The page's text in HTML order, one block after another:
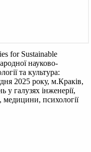
for Sustainable
науково-
та культура:
2025 року, м.Краків,
у галузях інженерії,
медицини, психології